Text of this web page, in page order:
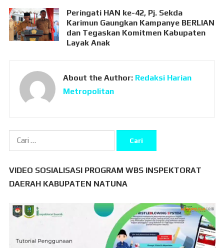
Peringati HAN ke-42, Pj. Sekda
Karimun Gaungkan Kampanye BERLIAN
dan Tegaskan Komitmen Kabupaten
Layak Anak
About the Author: Redaksi Harian
Metropolitan
Cari
untuk:
VIDEO SOSIALISASI PROGRAM WBS INSPEKTORAT
DAERAH KABUPATEN NATUNA